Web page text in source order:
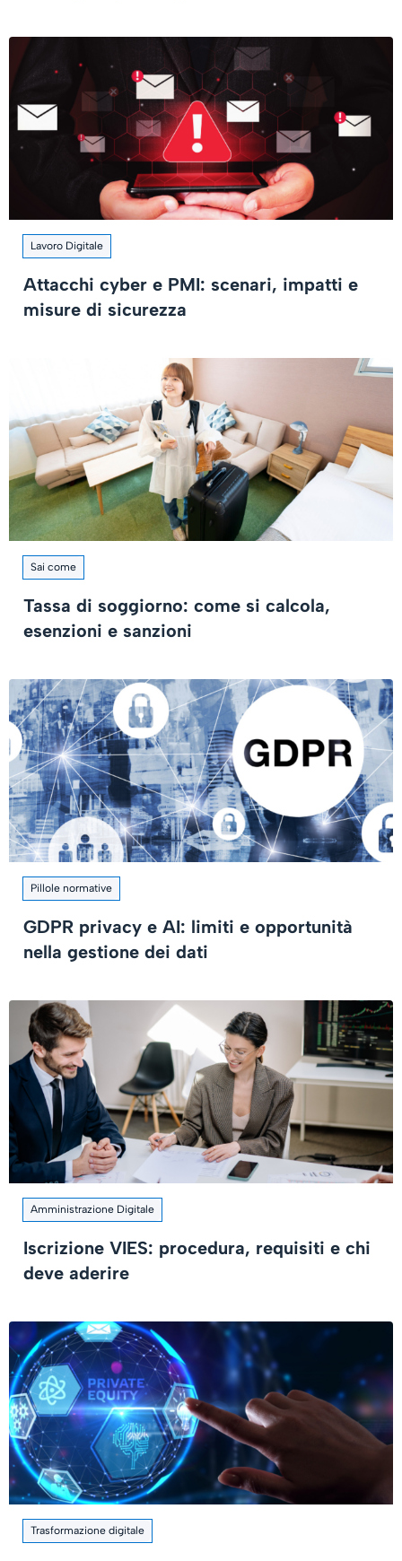
Lavoro Digitale
Attacchi cyber e PMI: scenari, impatti e
misure di sicurezza
Sai come
Tassa di soggiorno: come si calcola,
esenzioni e sanzioni
Pillole normative
GDPR privacy e AI: limiti e opportunità
nella gestione dei dati
Amministrazione Digitale
Iscrizione VIES: procedura, requisiti e chi
deve aderire
Trasformazione digitale